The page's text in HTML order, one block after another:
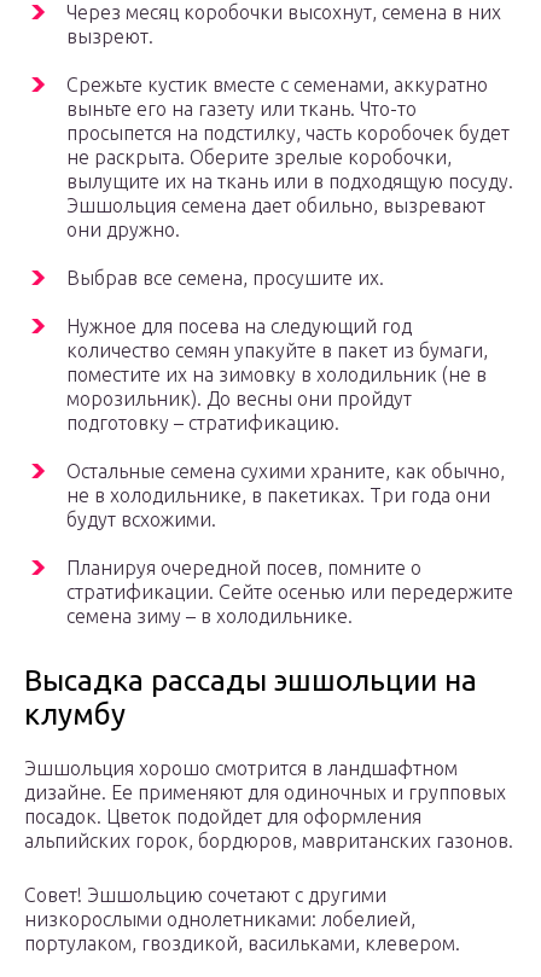
Через месяц коробочки высохнут, семена в них
вызреют.
Срежьте кустик вместе с семенами, аккуратно
выньте его на газету или ткань. Что-то
просыпется на подстилку, часть коробочек будет
не раскрыта. Оберите зрелые коробочки,
вылущите их на ткань или в подходящую посуду.
Эшшольция семена дает обильно, вызревают
они дружно.
Выбрав все семена, просушите их.
Нужное для посева на следующий год
количество семян упакуйте в пакет из бумаги,
поместите их на зимовку в холодильник (не в
морозильник). До весны они пройдут
подготовку – стратификацию.
Остальные семена сухими храните, как обычно,
не в холодильнике, в пакетиках. Три года они
будут всхожими.
Планируя очередной посев, помните о
стратификации. Сейте осенью или передержите
семена зиму – в холодильнике.
Высадка рассады эшшольции на
клумбу
Эшшольция хорошо смотрится в ландшафтном
дизайне. Ее применяют для одиночных и групповых
посадок. Цветок подойдет для оформления
альпийских горок, бордюров, мавританских газонов.
Совет! Эшшольцию сочетают с другими
низкорослыми однолетниками: лобелией,
портулаком, гвоздикой, васильками, клевером.